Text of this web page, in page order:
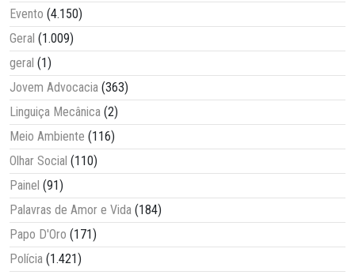
Evento (4.150)
Geral (1.009)
geral (1)
Jovem Advocacia (363)
Linguiça Mecânica (2)
Meio Ambiente (116)
Olhar Social (110)
Painel (91)
Palavras de Amor e Vida (184)
Papo D'Oro (171)
Polícia (1.421)